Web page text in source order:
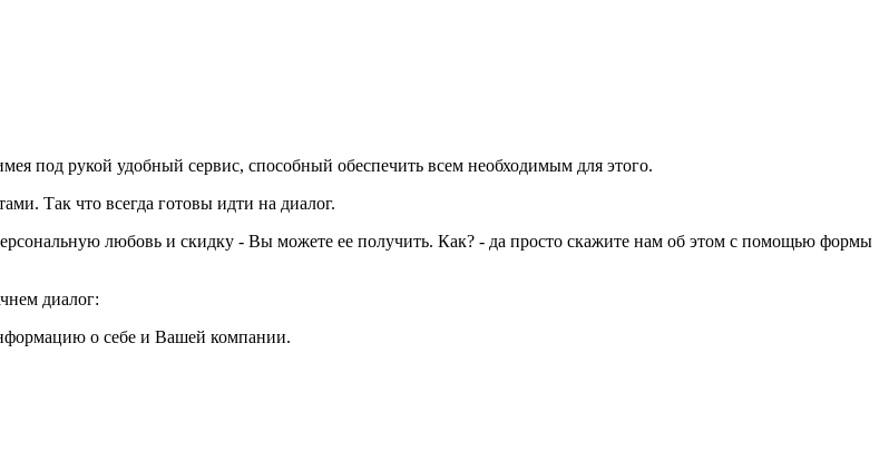
под рукой удобный сервис, способный обеспечить всем необходимым для этого.
Так что всегда готовы идти на диалог.
любовь и скидку - Вы можете ее получить. Как? - да просто скажите нам об этом с помощью формы
диалог:
о себе и Вашей компании.